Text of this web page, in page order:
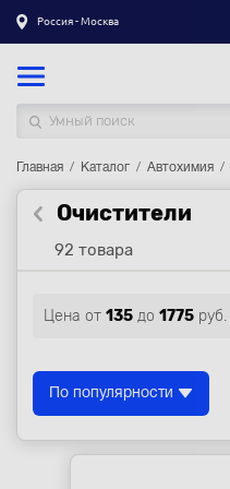
Россия - Москва
Каталог товаров
Регистрация|Вход
Доставка
Контакты
Акции
Главная Каталог Автохимия
Очистители
92 товара
Цена от 135 до 1775 руб.
По популярности